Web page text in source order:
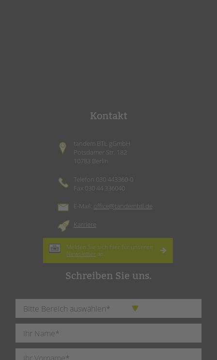
Kontakt
tandem BTL gGmbH
Potsdamer Str. 182
10783 Berlin
Telefon 030 443360-0
Fax 030 44 336040
E-Mail: office@tandembtl.de
Karriere
Melden Sie sich hier für unseren
Newsletter an.
Schreiben Sie uns.